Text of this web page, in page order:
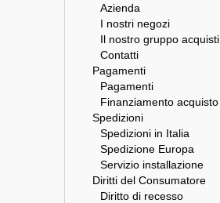
Azienda
I nostri negozi
Il nostro gruppo acquisti
Contatti
Pagamenti
Pagamenti
Finanziamento acquisto
Spedizioni
Spedizioni in Italia
Spedizione Europa
Servizio installazione
Diritti del Consumatore
Diritto di recesso